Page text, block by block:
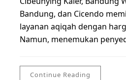
Bandung, dan Cicendo
layanan aqiqah dengan
Namun, menemukan
Continue Reading